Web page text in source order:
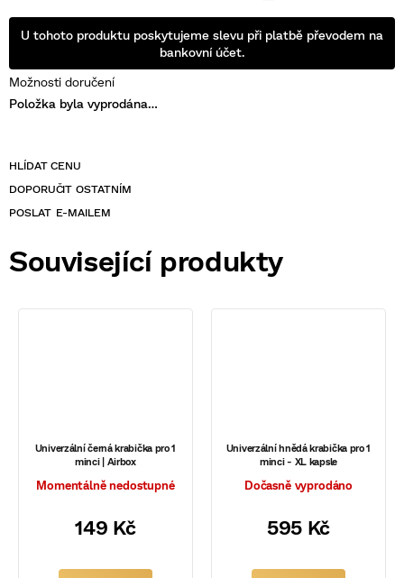
Možnosti doručení
Položka byla vyprodána…
POSLAT
U tohoto produktu poskytujeme slevu při platbě převodem na
bankovní účet.
Související produkty
Univerzální černá krabička pro 1
minci | Airbox
Momentálně nedostupné
149 Kč
Univerzální hnědá krabička pro 1
minci - XL kapsle
Dočasně vyprodáno
595 Kč